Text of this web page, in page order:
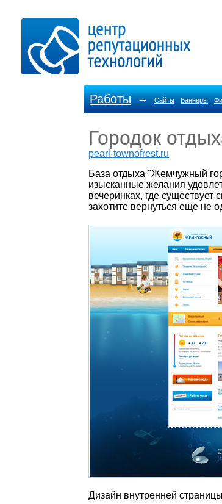
Работы → Сайты Баннеры
Городок
pearl-townofrest.ru
База отдыха "Жемчужный
изысканные желания
вечеринках, где
захотите вернуться еще не
Дизайн внутренней